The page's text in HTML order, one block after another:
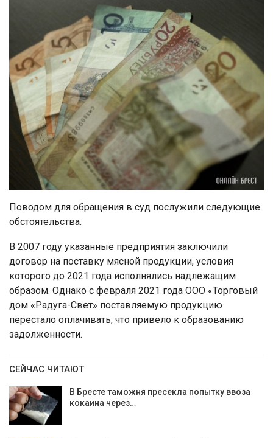
Поводом для обращения в суд послужили следующие
обстоятельства.
В 2007 году указанные предприятия заключили
договор на поставку мясной продукции, условия
которого до 2021 года исполнялись надлежащим
образом. Однако с февраля 2021 года ООО «Торговый
дом «Радуга-Свет» поставляемую продукцию
перестало оплачивать, что привело к образованию
задолженности.
СЕЙЧАС ЧИТАЮТ
В Бресте таможня пресекла попытку ввоза
кокаина через…